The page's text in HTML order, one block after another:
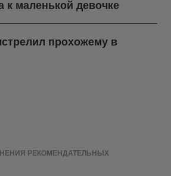
к маленькой девочке
прохожему в
РЕКОМЕНДАТЕЛЬНЫХ